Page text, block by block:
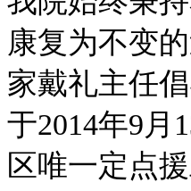
康复为不变
家戴礼主任
于2014年9月
区唯一定点援